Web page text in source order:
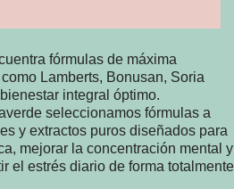
fórmulas de máxima
Lamberts, Bonusan, Soria
integral óptimo.
seleccionamos fórmulas a
y extractos puros diseñados para
mejorar la concentración mental y
el estrés diario de forma totalmente